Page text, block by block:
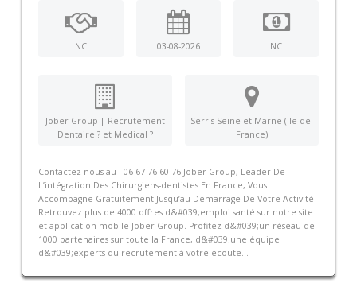
NC 03-08-2026 NC
Jober Group | Recrutement
Dentaire ? et Medical ?
Serris Seine-et-Marne (Ile-de-
France)
Contactez-nous au : 06 67 76 60 76 Jober Group, Leader De
L’intégration Des Chirurgiens-dentistes En France, Vous
Accompagne Gratuitement Jusqu’au Démarrage De Votre Activité
Retrouvez plus de 4000 offres d&#039;emploi santé sur notre site
et application mobile Jober Group. Profitez d&#039;un réseau de
1000 partenaires sur toute la France, d&#039;une équipe
d&#039;experts du recrutement à votre écoute...